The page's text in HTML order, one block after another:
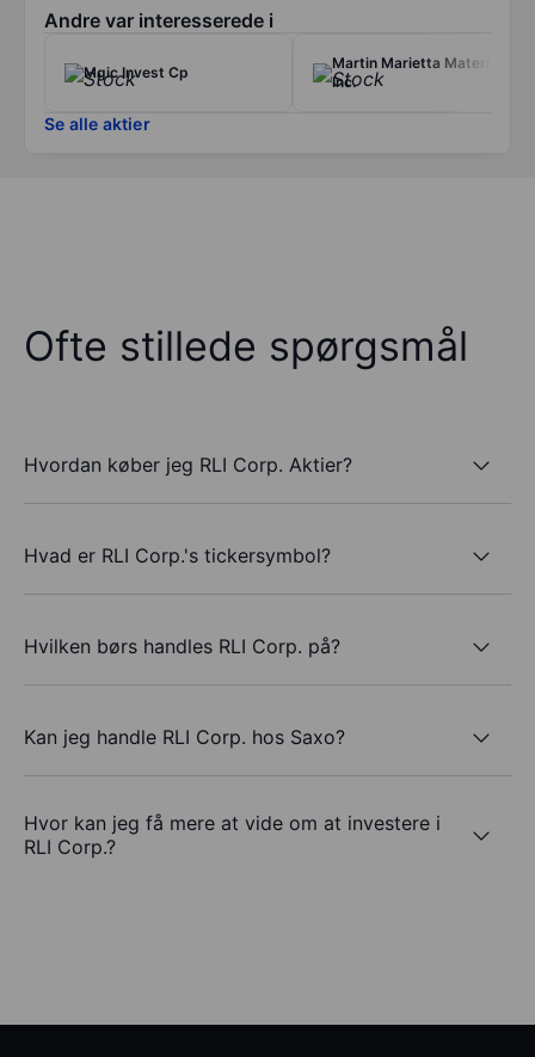
Andre var interesserede i
Mgic Invest Cp
Martin Marietta Materials
Inc.
Se alle aktier
Ofte stillede spørgsmål
Hvordan køber jeg RLI Corp. Aktier?
Hvad er RLI Corp.'s tickersymbol?
Hvilken børs handles RLI Corp. på?
Kan jeg handle RLI Corp. hos Saxo?
Hvor kan jeg få mere at vide om at investere i
RLI Corp.?